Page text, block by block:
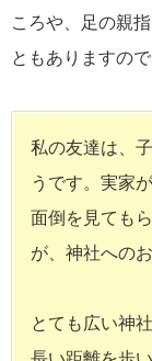
ころや、足の親
ともありますの
私の友達は、
うです。実家
面倒を見ても
が、神社への
とても広い神